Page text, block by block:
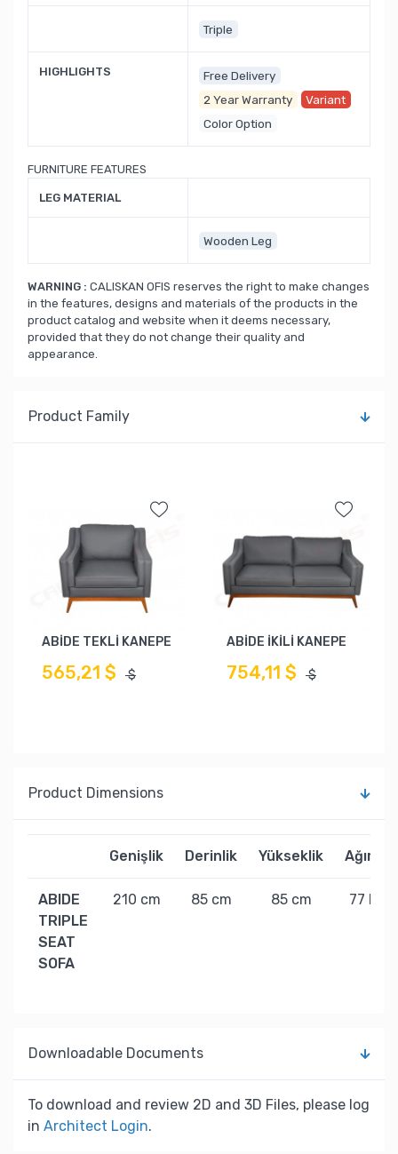
Triple
HIGHLIGHTS
Free Delivery
2 Year Warranty
Variant
Color Option
FURNITURE FEATURES
LEG MATERIAL
Wooden Leg
WARNING : CALISKAN OFIS reserves the right to make changes
in the features, designs and materials of the products in the
product catalog and website when it deems necessary,
provided that they do not change their quality and
appearance.
Product Family
ABİDE TEKLİ KANEPE
565,21 $ $
ABİDE İKİLİ KANEPE
754,11 $ $
Product Dimensions
Genişlik Derinlik Yükseklik Ağırlık
ABIDE
TRIPLE
SEAT
SOFA
210 cm 85 cm 85 cm 77 kg
Downloadable Documents
To download and review 2D and 3D Files, please log
in Architect Login.